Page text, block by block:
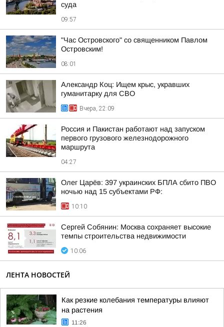
суда
09:57
"Час Островского" со священником Павлом
Островским!
08:01
Александр Коц: Ищем крыс, укравших
гуманитарку для СВО
Вчера, 22:09
Россия и Пакистан работают над запуском
первого грузового железнодорожного
маршрута
04:27
Олег Царёв: 397 украинских БПЛА сбито ПВО
ночью над 15 субъектами РФ:
10:10
Сергей Собянин: Москва сохраняет высокие
темпы строительства недвижимости
10:06
ЛЕНТА НОВОСТЕЙ
Как резкие колебания температуры влияют
на растения
11:26